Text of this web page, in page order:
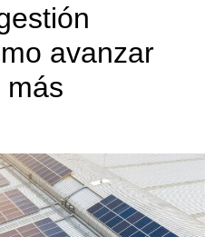
avanzar
más